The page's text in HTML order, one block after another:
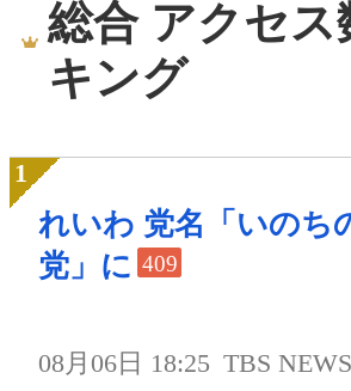
総合 アクセス
キング
れいわ 党名「いのち
党」に 409
08月06日 18:25 TBS